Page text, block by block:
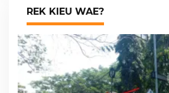
REK KIEU WAE?